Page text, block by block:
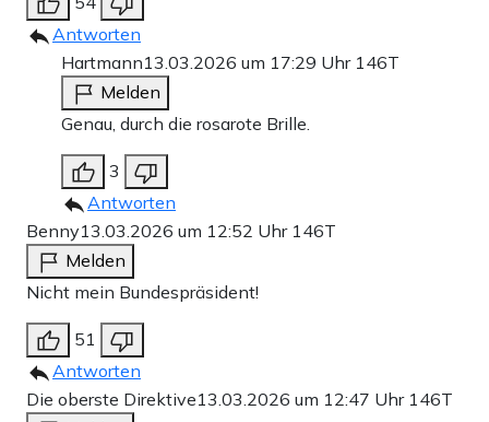
Antworten
Hartmann13.03.2026 um 17:29 Uhr 146T
Melden
Genau, durch die rosarote Brille.
3
Antworten
Benny13.03.2026 um 12:52 Uhr 146T
Melden
Nicht mein Bundespräsident!
51
Antworten
Die oberste Direktive13.03.2026 um 12:47 Uhr 146T